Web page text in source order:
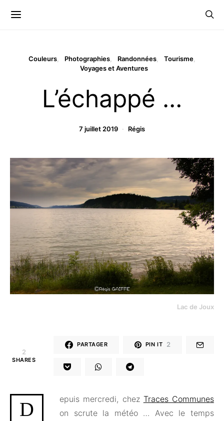
Couleurs Photographies Randonnées
Tourisme
Voyages et Aventures
L’échappé …
7 juillet 2019 Régis
Lac de Joux
2
SHARES
PARTAGER PIN IT 2
D epuis mercredi, chez Traces Communes
on scrute la météo … Avec le temps